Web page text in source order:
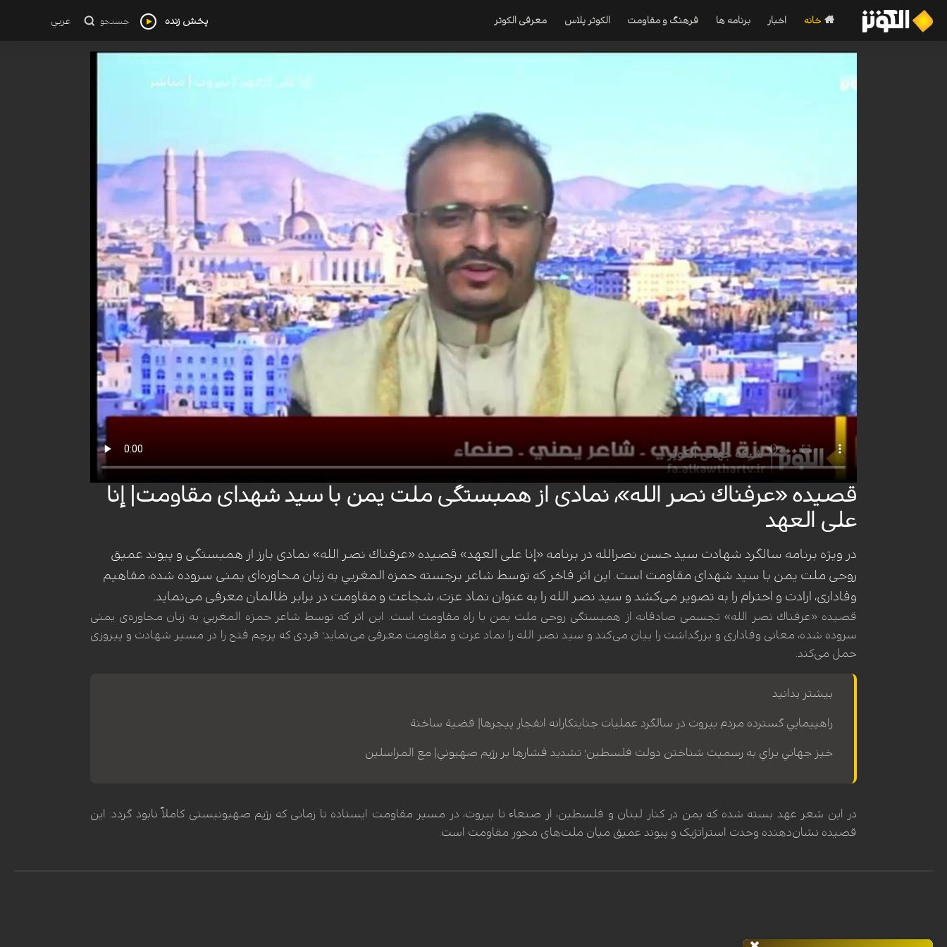
خانه اخبار برنامه ها فرهنگ و مقاومت الکوثر پلاس معرفی الکوثر پخش زنده جستجو عربي
قصیده «عرفناك نصر الله»، نمادی از همبستگی ملت یمن با سید شهدای مقاومت| إنا
علی العهد
در ویژه برنامه سالگرد شهادت سید حسن نصرالله در برنامه «إنا علی العهد» قصیده «عرفناك نصر الله» نمادی بارز از همبستگی و پیوند عمیق
روحی ملت یمن با سید شهدای مقاومت است. این اثر فاخر که توسط شاعر برجسته حمزه المغربي به زبان محاوره‌ای یمنی سروده شده، مفاهیم
وفاداری، ارادت و احترام را به تصویر می‌کشد و سید نصر الله را به عنوان نماد عزت، شجاعت و مقاومت در برابر ظالمان معرفی می‌نماید.
قصیده «عرفناك نصر الله» تجسمی صادقانه از همبستگی روحی ملت یمن با راه مقاومت است. این اثر که توسط شاعر حمزه المغربي به زبان محاوره‌ی یمنی
سروده شده، معانی وفاداری و بزرگداشت را بیان می‌کند و سید نصر الله را نماد عزت و مقاومت معرفی می‌نماید؛ فردی که پرچم فتح را در مسیر شهادت و پیروزی
حمل می‌کند.
بیشتر بدانید
راهپيمايي گسترده مردم بيروت در سالگرد عمليات جنايتكارانه انفجار پيجرها| قضية ساخنة
خيز جهاني براي به رسميت شناختن دولت فلسطين؛ تشديد فشارها بر رژيم صهيوني| مع المراسلين
در این شعر عهد بسته شده که یمن در کنار لبنان و فلسطین، از صنعاء تا بیروت، در مسیر مقاومت ایستاده تا زمانی که رژیم صهیونیستی کاملاً نابود گردد. این
قصیده نشان‌دهنده وحدت استراتژیک و پیوند عمیق میان ملت‌های محور مقاومت است.